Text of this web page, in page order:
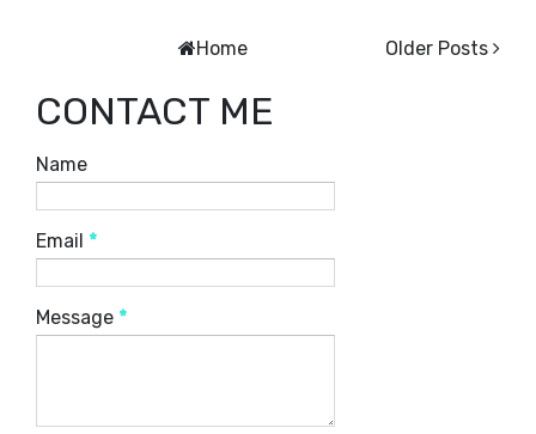
Older Posts
Home
CONTACT ME
Name
Email *
Message *